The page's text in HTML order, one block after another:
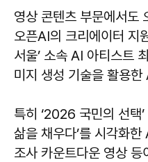
영상 콘텐츠 부문에서도
오픈AI의 크리에이터 지
서울’ 소속 AI 아티스트
미지 생성 기술을 활용
특히 ‘2026 국민의 선택
삶을 채우다’를 시각화
조사 카운트다운 영상